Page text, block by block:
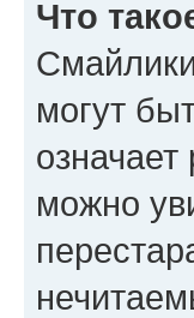
Что
могут
можно